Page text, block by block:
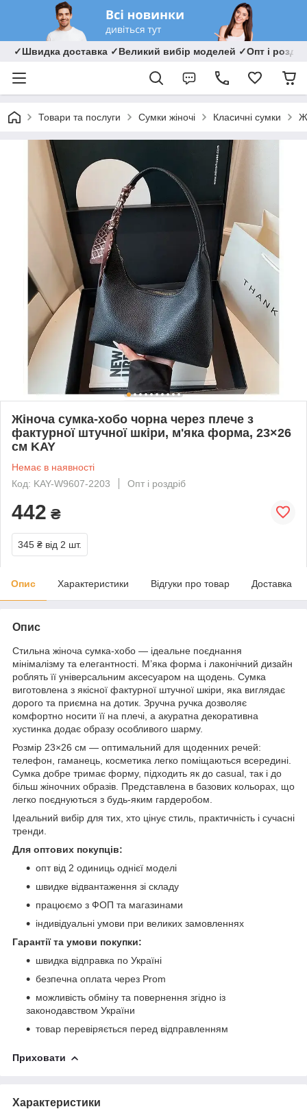
✓Швидка доставка ✓Великий вибір моделей ✓Опт і
Товари та послуги Сумки жіночі Класичні сумки
Жіноча сумка-хобо чорна через плече з
фактурної штучної шкіри, м'яка форма, 23×26
см KAY
Немає в наявності
Код: KAY-W9607-2203
Опт і роздріб
442 ₴
345 ₴ від 2 шт.
Опис Характеристики Відгуки про товар Доставка
Опис
Стильна жіноча сумка-хобо — ідеальне поєднання
мінімалізму та елегантності. М’яка форма і лаконічний дизайн
роблять її універсальним аксесуаром на щодень. Сумка
виготовлена з якісної фактурної штучної шкіри, яка виглядає
дорого та приємна на дотик. Зручна ручка дозволяє
комфортно носити її на плечі, а акуратна декоративна
хустинка додає образу особливого шарму.
Розмір 23×26 см — оптимальний для щоденних речей:
телефон, гаманець, косметика легко поміщаються всередині.
Сумка добре тримає форму, підходить як до casual, так і до
більш жіночних образів. Представлена в базових кольорах, що
легко поєднуються з будь-яким гардеробом.
Ідеальний вибір для тих, хто цінує стиль, практичність і сучасні
тренди.
Для оптових покупців:
опт від 2 одиниць однієї моделі
швидке відвантаження зі складу
працюємо з ФОП та магазинами
індивідуальні умови при великих замовленнях
Гарантії та умови покупки:
швидка відправка по Україні
безпечна оплата через Prom
можливість обміну та повернення згідно із
законодавством України
товар перевіряється перед відправленням
Приховати
Характеристики